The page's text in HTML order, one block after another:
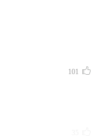
101